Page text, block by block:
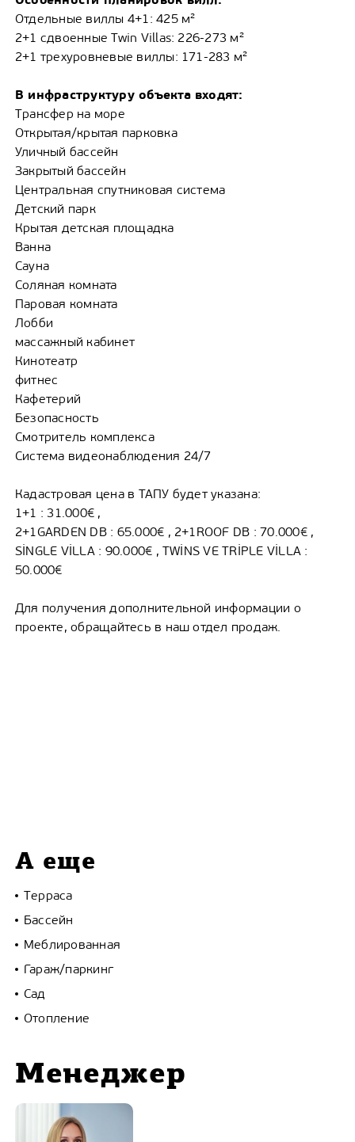
Отдельные виллы 4+1: 425 м²
2+1 сдвоенные Twin Villas: 226-273 м²
2+1 трехуровневые виллы: 171-283 м²
В инфраструктуру объекта входят:
Трансфер на море
Открытая/крытая парковка
Уличный бассейн
Закрытый бассейн
Центральная спутниковая система
Детский парк
Крытая детская площадка
Ванна
Сауна
Соляная комната
Паровая комната
Лобби
массажный кабинет
Кинотеатр
фитнес
Кафетерий
Безопасность
Смотритель комплекса
Система видеонаблюдения 24/7
Кадастровая цена в ТАПУ будет указана:
1+1 : 31.000€ ,
2+1GARDEN DB : 65.000€ , 2+1ROOF DB : 70.000€ ,
SİNGLE VİLLA : 90.000€ , TWİNS VE TRİPLE VİLLA :
50.000€
Для получения дополнительной информации о
проекте, обращайтесь в наш отдел продаж.
А еще
Терраса
Бассейн
Меблированная
Гараж/паркинг
Сад
Отопление
Менеджер